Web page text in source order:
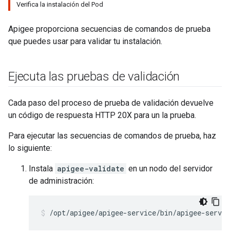
Verifica la instalación del Pod
Apigee proporciona secuencias de comandos de prueba
que puedes usar para validar tu instalación.
Ejecuta las pruebas de validación
Cada paso del proceso de prueba de validación devuelve
un código de respuesta HTTP 20X para un la prueba.
Para ejecutar las secuencias de comandos de prueba, haz
lo siguiente:
Instala apigee-validate en un nodo del servidor
de administración:
/opt/apigee/apigee-service/bin/apigee-